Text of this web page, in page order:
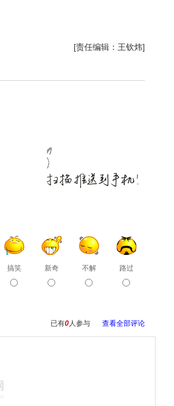
[责任编辑：王钦炜]
搞笑 新奇 不解 路过
已有0人参与 查看全部评论